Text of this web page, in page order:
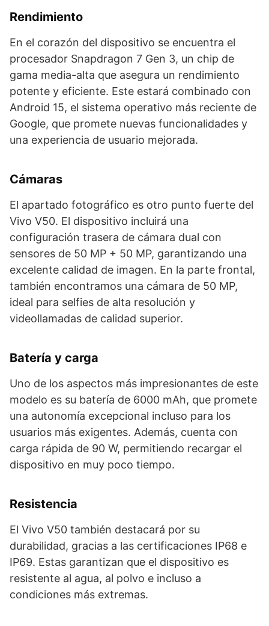
Rendimiento
En el corazón del dispositivo se encuentra el
procesador Snapdragon 7 Gen 3, un chip de
gama media-alta que asegura un rendimiento
potente y eficiente. Este estará combinado con
Android 15, el sistema operativo más reciente de
Google, que promete nuevas funcionalidades y
una experiencia de usuario mejorada.
Cámaras
El apartado fotográfico es otro punto fuerte del
Vivo V50. El dispositivo incluirá una
configuración trasera de cámara dual con
sensores de 50 MP + 50 MP, garantizando una
excelente calidad de imagen. En la parte frontal,
también encontramos una cámara de 50 MP,
ideal para selfies de alta resolución y
videollamadas de calidad superior.
Batería y carga
Uno de los aspectos más impresionantes de este
modelo es su batería de 6000 mAh, que promete
una autonomía excepcional incluso para los
usuarios más exigentes. Además, cuenta con
carga rápida de 90 W, permitiendo recargar el
dispositivo en muy poco tiempo.
Resistencia
El Vivo V50 también destacará por su
durabilidad, gracias a las certificaciones IP68 e
IP69. Estas garantizan que el dispositivo es
resistente al agua, al polvo e incluso a
condiciones más extremas.